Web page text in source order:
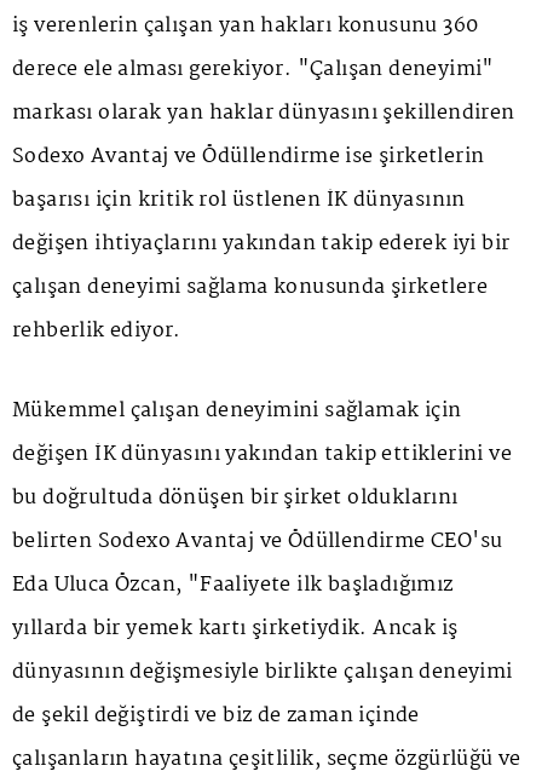
iş verenlerin çalışan yan hakları konusunu 360
derece ele alması gerekiyor. "Çalışan deneyimi"
markası olarak yan haklar dünyasını şekillendiren
Sodexo Avantaj ve Ödüllendirme ise şirketlerin
başarısı için kritik rol üstlenen İK dünyasının
değişen ihtiyaçlarını yakından takip ederek iyi bir
çalışan deneyimi sağlama konusunda şirketlere
rehberlik ediyor.
Mükemmel çalışan deneyimini sağlamak için
değişen İK dünyasını yakından takip ettiklerini ve
bu doğrultuda dönüşen bir şirket olduklarını
belirten Sodexo Avantaj ve Ödüllendirme CEO'su
Eda Uluca Özcan, "Faaliyete ilk başladığımız
yıllarda bir yemek kartı şirketiydik. Ancak iş
dünyasının değişmesiyle birlikte çalışan deneyimi
de şekil değiştirdi ve biz de zaman içinde
çalışanların hayatına çeşitlilik, seçme özgürlüğü ve